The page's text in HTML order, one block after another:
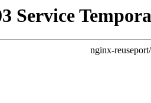
Service
nginx-